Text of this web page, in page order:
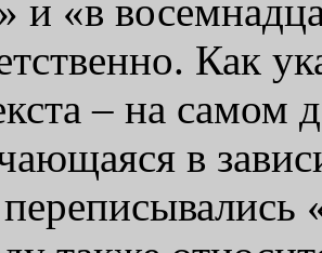
и «в
Как
– на самом
в